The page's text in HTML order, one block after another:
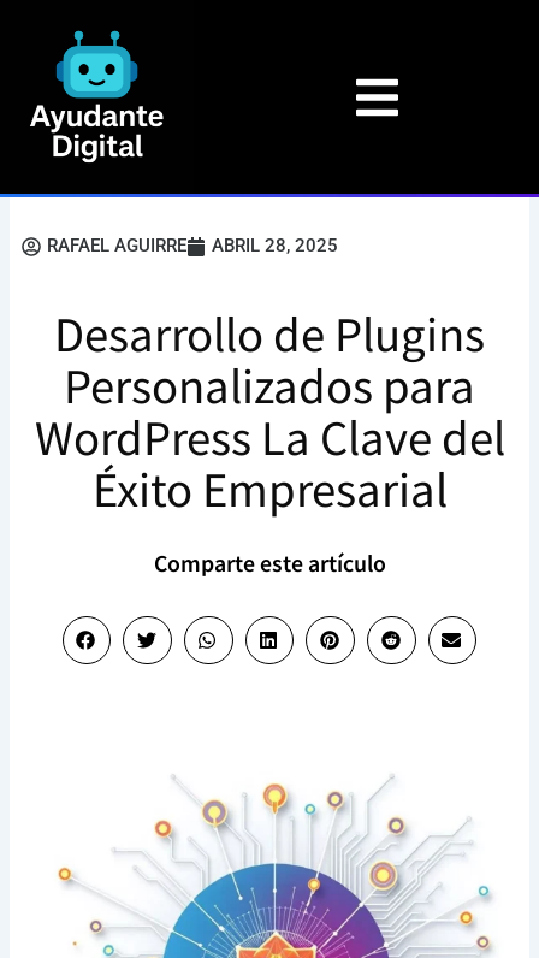
contenido
RAFAEL AGUIRRE ABRIL 28, 2025
Desarrollo de Plugins
Personalizados para
WordPress La Clave del
Éxito Empresarial
Comparte este artículo